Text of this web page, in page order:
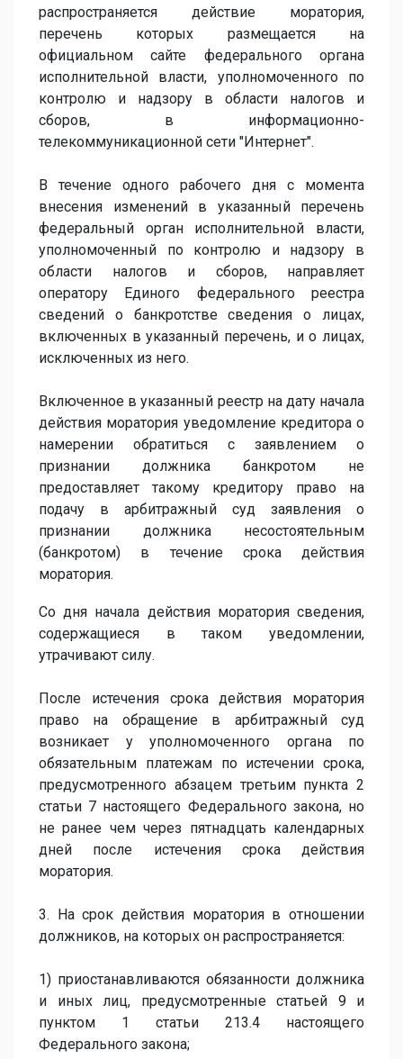
распространяется действие моратория,
перечень которых размещается на
официальном сайте федерального органа
исполнительной власти, уполномоченного по
контролю и надзору в области налогов и
сборов, в информационно-
телекоммуникационной сети "Интернет".
В течение одного рабочего дня с момента
внесения изменений в указанный перечень
федеральный орган исполнительной власти,
уполномоченный по контролю и надзору в
области налогов и сборов, направляет
оператору Единого федерального реестра
сведений о банкротстве сведения о лицах,
включенных в указанный перечень, и о лицах,
исключенных из него.
Включенное в указанный реестр на дату начала
действия моратория уведомление кредитора о
намерении обратиться с заявлением о
признании должника банкротом не
предоставляет такому кредитору право на
подачу в арбитражный суд заявления о
признании должника несостоятельным
(банкротом) в течение срока действия
моратория.
Со дня начала действия моратория сведения,
содержащиеся в таком уведомлении,
утрачивают силу.
После истечения срока действия моратория
право на обращение в арбитражный суд
возникает у уполномоченного органа по
обязательным платежам по истечении срока,
предусмотренного абзацем третьим пункта 2
статьи 7 настоящего Федерального закона, но
не ранее чем через пятнадцать календарных
дней после истечения срока действия
моратория.
3. На срок действия моратория в отношении
должников, на которых он распространяется:
1) приостанавливаются обязанности должника
и иных лиц, предусмотренные статьей 9 и
пунктом 1 статьи 213.4 настоящего
Федерального закона;